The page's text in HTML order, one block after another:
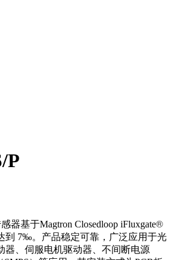
P
器基于Magtron Closedloop iFluxgate®
到 7‰。产品稳定可靠，广泛应用于光
器、伺服电机驱动器、不间断电源